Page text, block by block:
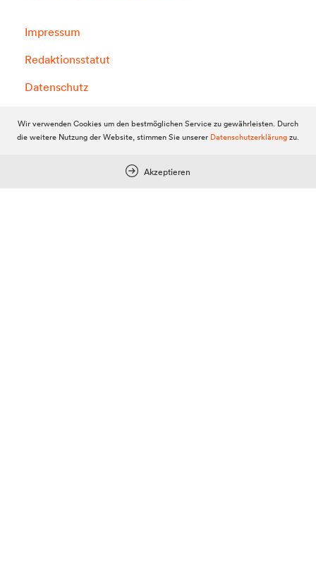
Impressum
Redaktionsstatut
Datenschutz
Wir verwenden Cookies um den bestmöglichen Service zu gewährleisten. Durch
die weitere Nutzung der Website, stimmen Sie unserer Datenschutzerklärungzu.
Akzeptieren